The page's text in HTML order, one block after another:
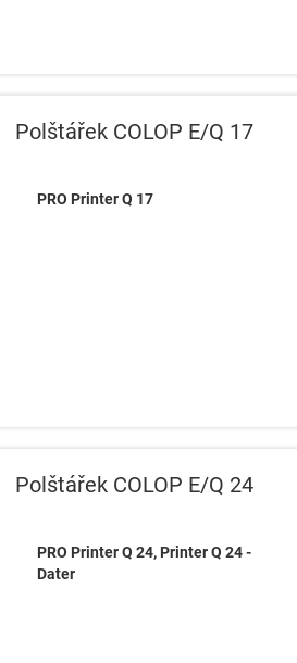
Polštářek COLOP E/Q 17
PRO Printer Q 17
Polštářek COLOP E/Q 24
PRO Printer Q 24, Printer Q 24 -
Dater